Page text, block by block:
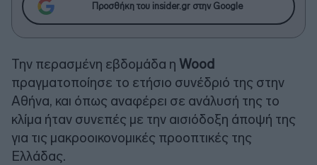
Προσθήκη του insider.gr στην Google
Την περασμένη εβδομάδα η Wood
πραγματοποίησε το ετήσιο συνέδριό της στην
Αθήνα, και όπως αναφέρει σε ανάλυσή της το
κλίμα ήταν συνεπές με την αισιόδοξη άποψή της
για τις μακροοικονομικές προοπτικές της
Ελλάδας.